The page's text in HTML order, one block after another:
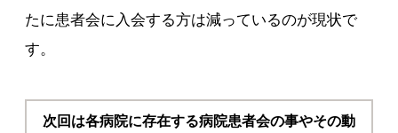
たに患者会に入会する方は減っているのが現状で
す。
次回は各病院に存在する病院患者会の事やその動